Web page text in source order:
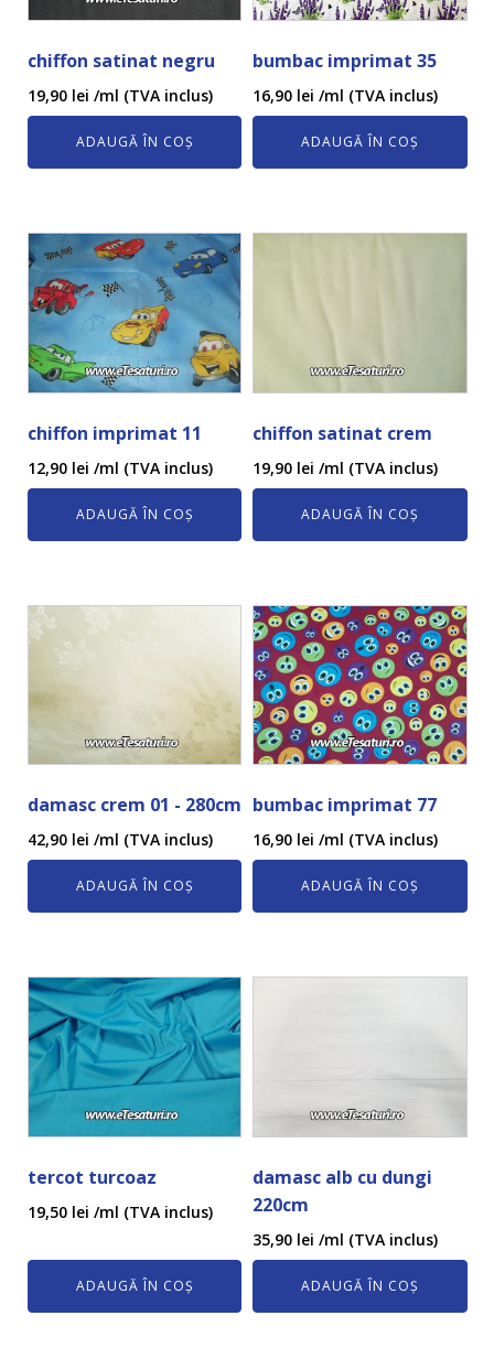
chiffon satinat negru
19,90 lei /ml (TVA inclus)
ADAUGĂ ÎN COȘ
bumbac imprimat 35
16,90 lei /ml (TVA inclus)
ADAUGĂ ÎN COȘ
chiffon imprimat 11
12,90 lei /ml (TVA inclus)
ADAUGĂ ÎN COȘ
chiffon satinat crem
19,90 lei /ml (TVA inclus)
ADAUGĂ ÎN COȘ
damasc crem 01 - 280cm
42,90 lei /ml (TVA inclus)
ADAUGĂ ÎN COȘ
bumbac imprimat 77
16,90 lei /ml (TVA inclus)
ADAUGĂ ÎN COȘ
tercot turcoaz
19,50 lei /ml (TVA inclus)
ADAUGĂ ÎN COȘ
damasc alb cu dungi
220cm
35,90 lei /ml (TVA inclus)
ADAUGĂ ÎN COȘ